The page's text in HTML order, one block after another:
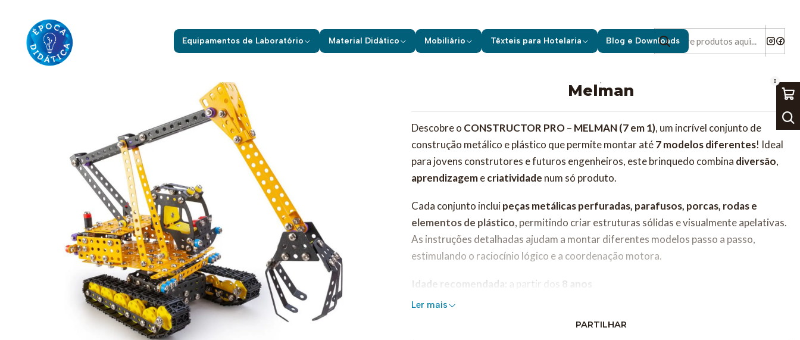
Equipamentos de Laboratório Material Didático Mobiliário Têxteis para Hotelaria Blog e Downloads
0
Melman
Descobre o CONSTRUCTOR PRO – MELMAN (7 em 1), um incrível conjunto de
construção metálico e plástico que permite montar até7 modelos diferentes! Ideal
para jovens construtores e futuros engenheiros, este brinquedo combina diversão,
aprendizagemecriatividade num só produto.
Cada conjunto incluipeças metálicas perfuradas, parafusos, porcas, rodas e
elementos de plástico, permitindo criar estruturas sólidas e visualmente apelativas.
As instruções detalhadas ajudam a montar diferentes modelos passo a passo,
estimulando o raciocínio lógico e a coordenação motora.
Idade recomendada: a partir dos 8 anos
Ler mais
PARTILHAR